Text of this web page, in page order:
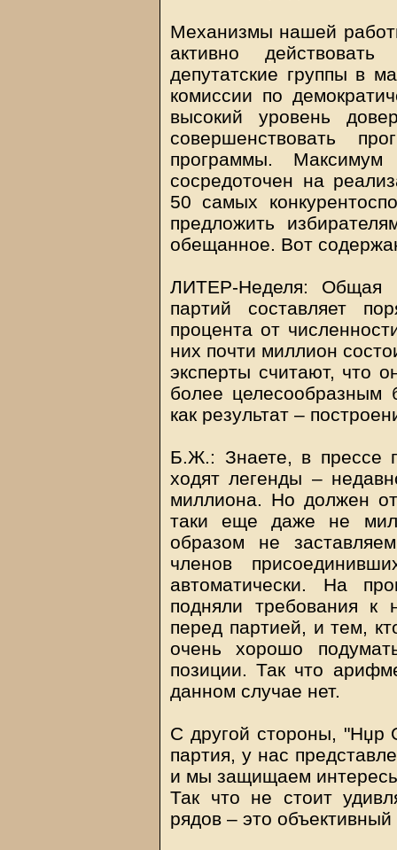
Механизмы нашей
активно
депутатские группы в
комиссии по
высокий уровень
совершенствовать
программы.
сосредоточен на
50 самых
предложить
обещанное. Вот
ЛИТЕР-Неделя: Общая
партий составляет
процента от
них почти миллион
эксперты считают, что
более целесообразным
как результат –
Б.Ж.: Знаете, в прессе
ходят легенды –
миллиона. Но должен
таки еще даже не
образом не
членов
автоматически. На
подняли требования к
перед партией, и тем,
очень хорошо
позиции. Так что
данном случае нет.
С другой стороны, "Нџр
партия, у нас
и мы защищаем
Так что не стоит
рядов – это